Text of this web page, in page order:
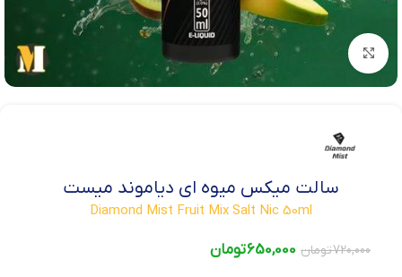
بزرگنمایی تصویر
سالت میکس میوه ای دیاموند میست
Diamond Mist Fruit Mix Salt Nic 50ml
720,000تومان 650,000تومان